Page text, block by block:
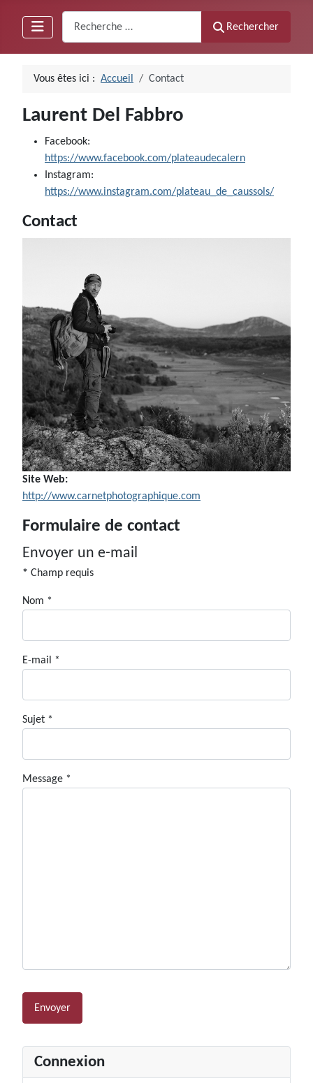
Rechercher
Vous êtes ici : Accueil Contact
Laurent Del Fabbro
Facebook:
https://www.facebook.com/plateaudecalern
Instagram:
https://www.instagram.com/plateau_de_caussols/
Contact
Site Web:
http://www.carnetphotographique.com
Formulaire de contact
Envoyer un e-mail
* Champ requis
Nom *
E-mail *
Sujet *
Message *
Envoyer
Connexion